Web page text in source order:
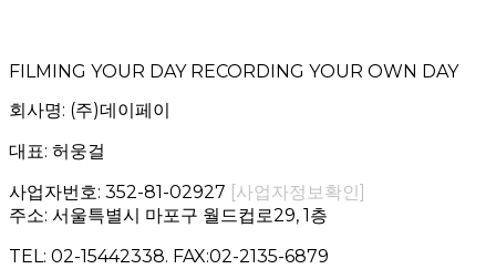
FILMING YOUR DAY RECORDING YOUR OWN DAY
회사명: (주)데이페이
대표: 허웅걸
사업자번호: 352-81-02927 [사업자정보확인]
주소: 서울특별시 마포구 월드컵로29, 1층
TEL: 02-15442338. FAX:02-2135-6879